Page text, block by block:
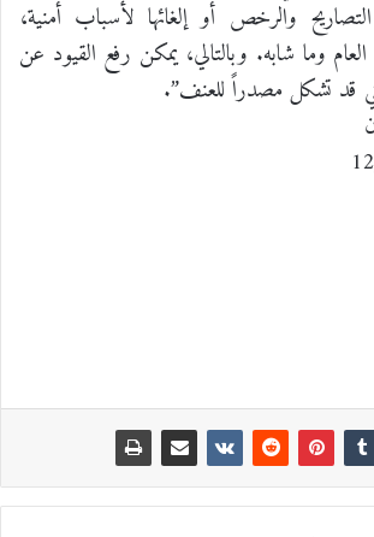
والرخص أو إلغائها لأسباب أمنية،
وما شابه. وبالتالي، يمكن رفع القيود عن
قد تشكل مصدراً للعنف”.